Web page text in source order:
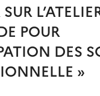
POUR
DES
»